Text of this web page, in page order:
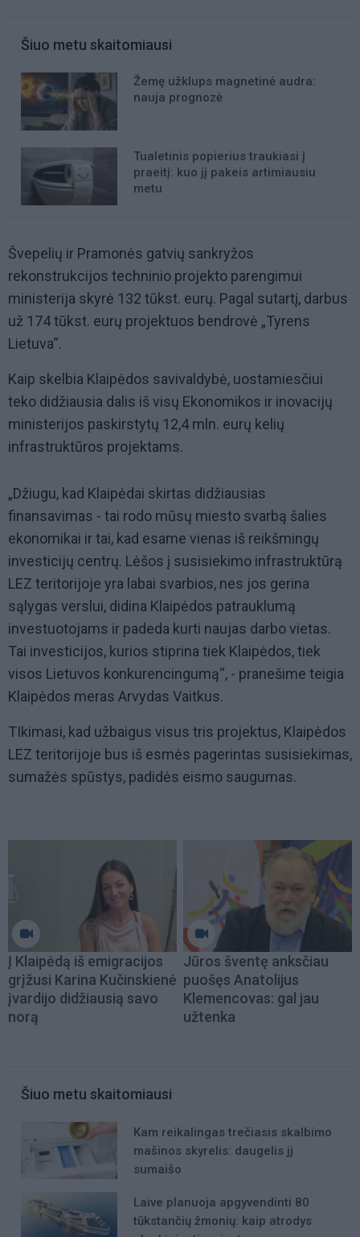
Šiuo metu skaitomiausi
Žemę užklups magnetinė audra:
nauja prognozė
Tualetinis popierius traukiasi į
praeitį: kuo jį pakeis artimiausiu
metu
Švepelių ir Pramonės gatvių sankryžos
rekonstrukcijos techninio projekto parengimui
ministerija skyrė 132 tūkst. eurų. Pagal sutartį, darbus
už 174 tūkst. eurų projektuos bendrovė „Tyrens
Lietuva“.
Kaip skelbia Klaipėdos savivaldybė, uostamiesčiui
teko didžiausia dalis iš visų Ekonomikos ir inovacijų
ministerijos paskirstytų 12,4 mln. eurų kelių
infrastruktūros projektams.
„Džiugu, kad Klaipėdai skirtas didžiausias
finansavimas - tai rodo mūsų miesto svarbą šalies
ekonomikai ir tai, kad esame vienas iš reikšmingų
investicijų centrų. Lėšos į susisiekimo infrastruktūrą
LEZ teritorijoje yra labai svarbios, nes jos gerina
sąlygas verslui, didina Klaipėdos patrauklumą
investuotojams ir padeda kurti naujas darbo vietas.
Tai investicijos, kurios stiprina tiek Klaipėdos, tiek
visos Lietuvos konkurencingumą“, - pranešime teigia
Klaipėdos meras Arvydas Vaitkus.
TIkimasi, kad užbaigus visus tris projektus, Klaipėdos
LEZ teritorijoje bus iš esmės pagerintas susisiekimas,
sumažės spūstys, padidės eismo saugumas.
Į Klaipėdą iš emigracijos
grįžusi Karina Kučinskienė
įvardijo didžiausią savo
norą
Jūros šventę anksčiau
puošęs Anatolijus
Klemencovas: gal jau
užtenka
Šiuo metu skaitomiausi
Kam reikalingas trečiasis skalbimo
mašinos skyrelis: daugelis jį
sumaišo
Laive planuoja apgyvendinti 80
tūkstančių žmonių: kaip atrodys